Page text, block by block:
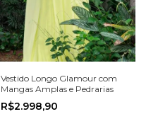
Vestido Longo Glamour com
Mangas Amplas e Pedrarias
R$2.998,90